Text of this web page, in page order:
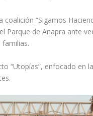
coalición “Sigamos
Parque de Anapra ante
familias.
“Utopías”, enfocado